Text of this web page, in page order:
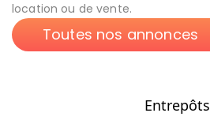
Entrepôts
location ou de vente.
Toutes nos annonces